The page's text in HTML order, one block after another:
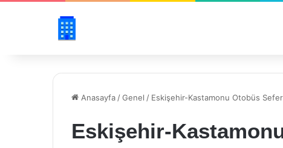
Anasayfa /Genel / Eskişehir-Kastamonu Otobüs
Eskişehir-